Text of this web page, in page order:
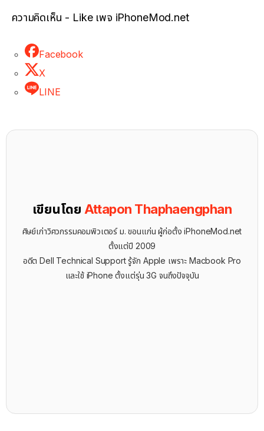
ความคิดเห็น - Like เพจ iPhoneMod.net
Facebook
X
LINE
เขียนโดย Attapon Thaphaengphan
ศิษย์เก่าวิศวกรรมคอมพิวเตอร์ ม. ขอนแก่น ผู้ก่อตั้ง iPhoneMod.net
ตั้งแต่ปี 2009
อดีต Dell Technical Support รู้จัก ​Apple เพราะ Macbook Pro
และใช้ iPhone ตั้งแต่รุ่น 3G จนถึงปัจจุบัน